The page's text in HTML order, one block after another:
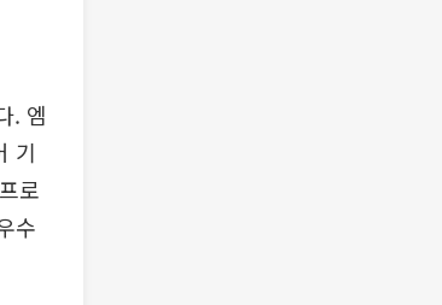
. 엠
기
로
수